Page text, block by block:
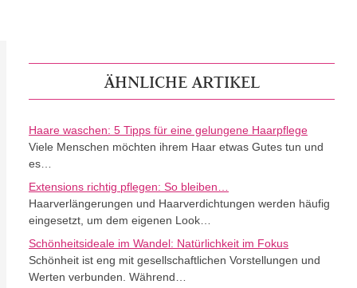
ÄHNLICHE ARTIKEL
Haare waschen: 5 Tipps für eine gelungene Haarpflege
Viele Menschen möchten ihrem Haar etwas Gutes tun und
es…
Extensions richtig pflegen: So bleiben…
Haarverlängerungen und Haarverdichtungen werden häufig
eingesetzt, um dem eigenen Look…
Schönheitsideale im Wandel: Natürlichkeit im Fokus
Schönheit ist eng mit gesellschaftlichen Vorstellungen und
Werten verbunden. Während…